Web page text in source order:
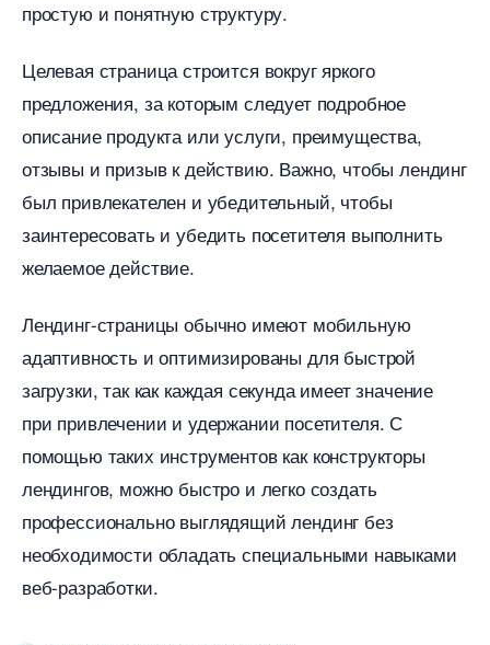
простую и понятную структуру.​
Целевая страница строится вокруг яркого
предложения, за которым следует подробное
описание продукта или услуги, преимущества,
отзывы и призыв к действию.​ Важно, чтобы лендин
ыл привлекателен и убедительный, чтобы
заинтересовать и убедить посетителя выполнить
желаемое действие.​
Лендинг-страницы обычно имеют мобильную
адаптивность и оптимизированы для быстрой
загрузки, так как каждая секунда имеет значение
при привлечении и удержании посетителя.​ С
помощью таких инструментов как конструкторы
лендингов, можно быстро и легко создать
профессионально выглядящий лендинг без
необходимости обладать специальными навыками
еб-разработки.​